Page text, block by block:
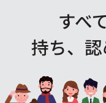
すべ
持ち、認